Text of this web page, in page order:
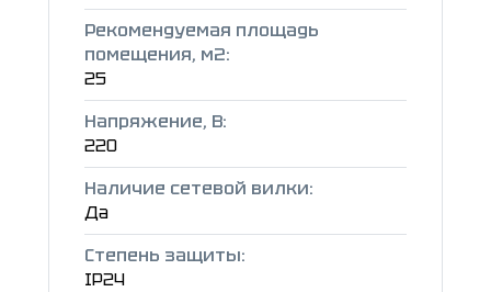
Рекомендуемая площадь
помещения, м2:
25
Напряжение, В:
220
Наличие сетевой вилки:
Да
Степень защиты:
IP24